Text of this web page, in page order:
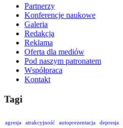
Partnerzy
Konferencje naukowe
Galeria
Redakcja
Reklama
Oferta dla mediów
Pod naszym patronatem
Współpraca
Kontakt
Tagi
agresja atrakcyjność autoprezentacja depresja